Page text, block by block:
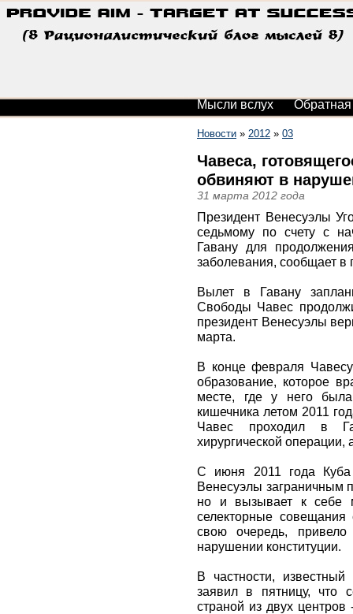
Мысли вслух Обратная
Новости » 2012 » 03
Чавеса,
обвиняют в
31 марта 2012 года
Президент Венесуэлы
седьмому по счету с
Гавану для
заболевания, сообщает в
Вылет в Гавану
Свободы Чавес
президент Венесуэлы
марта.
В конце февраля
образование, которое
месте, где у него была
кишечника летом 2011
Чавес проходил в
хирургической операции,
С июня 2011 года
Венесуэлы заграничным
но и вызывает к себе
селекторные
свою очередь,
нарушении конституции.
В частности,
заявил в пятницу, что
страной из двух